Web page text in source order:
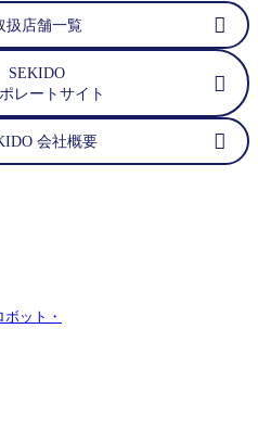
扱店舗一覧
SEKIDO
レートサイト
会社概要
ボット・